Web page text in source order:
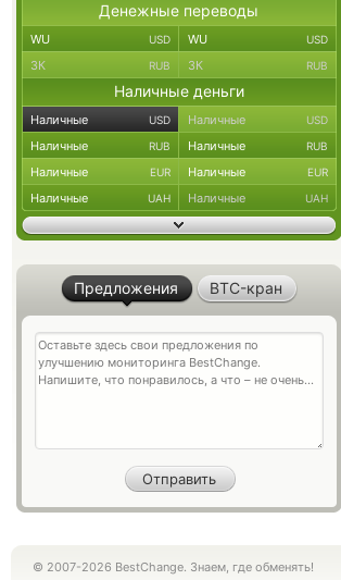
Денежные переводы
WU USD WU USD
ЗК RUB ЗК RUB
Наличные деньги
Наличные USD Наличные USD
Наличные RUB Наличные RUB
Наличные EUR Наличные EUR
Наличные UAH Наличные UAH
Предложения BTC-кран
© 2007-2026 BestChange. Знаем, где обменять!